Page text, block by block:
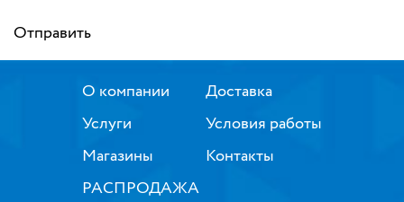
Отправить
О компании
Услуги
Магазины
РАСПРОДАЖА
Доставка
Условия работы
Контакты